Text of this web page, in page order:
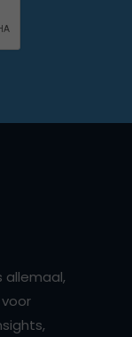
allemaal,